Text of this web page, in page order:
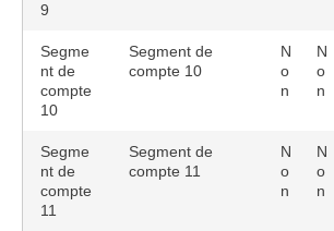
9
Segme
nt de
compte
10
Segment de
compte 10
N
o
n
N
o
n
Segme
nt de
compte
11
Segment de
compte 11
N
o
n
N
o
n